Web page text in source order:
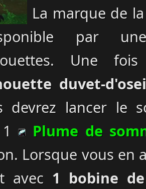
La marque de
par
Une
duvet-
devrez lancer le
Plume de
Lorsque vous en
avec 1 bobine